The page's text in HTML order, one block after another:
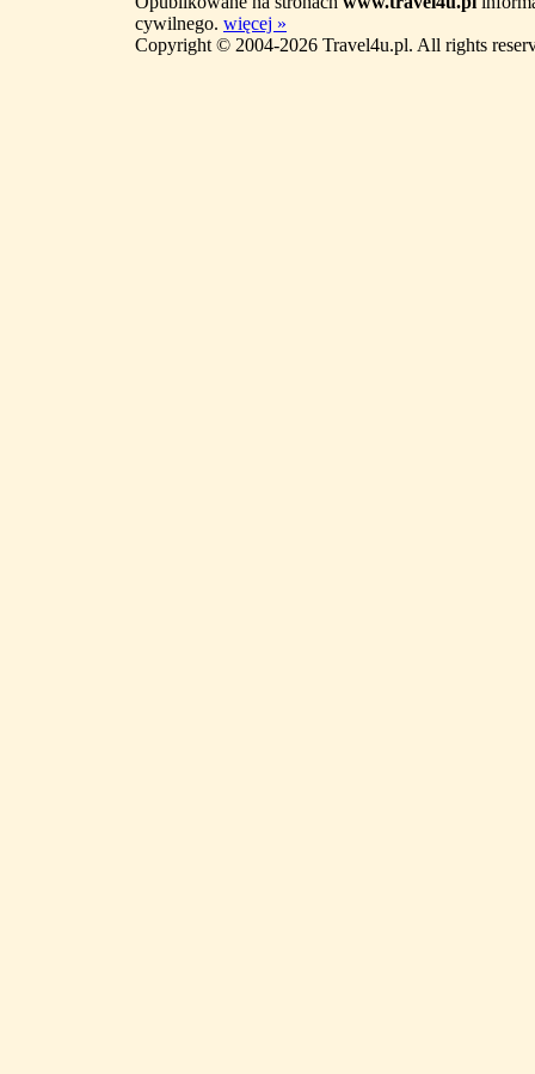
cywilnego. więcej »
Copyright © 2004-2026 Travel4u.pl. All rights